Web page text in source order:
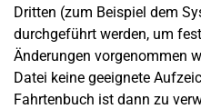
Dritten (zum Beispiel dem
durchgeführt werden, um
Änderungen vorgenommen
Datei keine geeignete
Fahrtenbuch ist dann zu